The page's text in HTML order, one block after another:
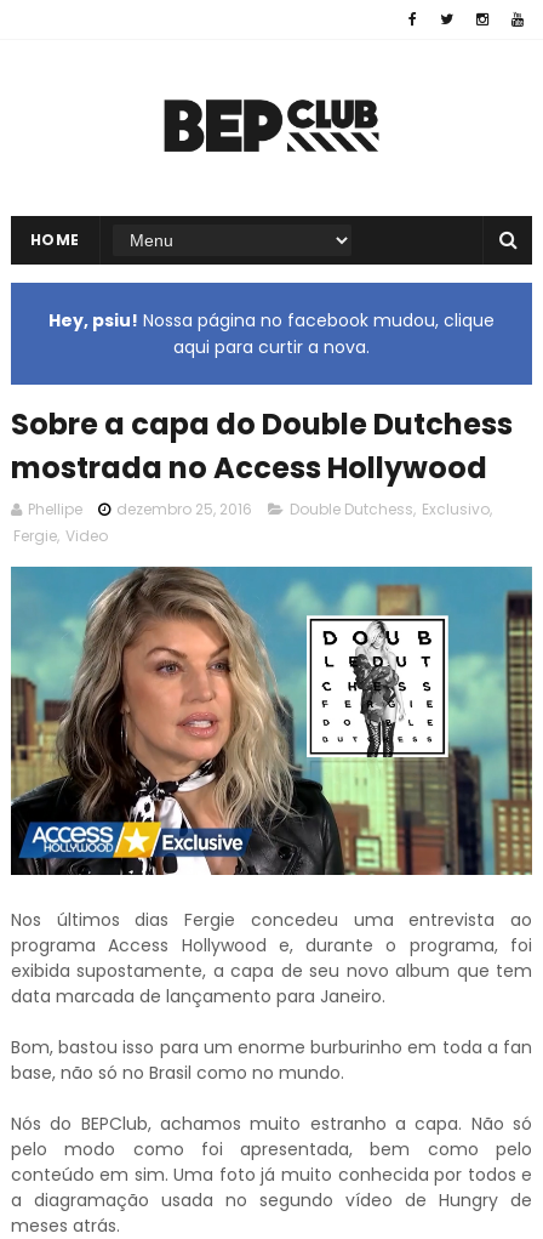
HOME
Hey, psiu! Nossa página no facebook mudou, clique
aqui para curtir a nova.
Sobre a capa do Double Dutchess
mostrada no Access Hollywood
Phellipe dezembro 25, 2016 Double Dutchess, Exclusivo,
Fergie, Video
Nos últimos dias Fergie concedeu uma entrevista ao
programa Access Hollywood e, durante o programa, foi
exibida supostamente, a capa de seu novo album que tem
data marcada de lançamento para Janeiro.
Bom, bastou isso para um enorme burburinho em toda a fan
base, não só no Brasil como no mundo.
Nós do BEPClub, achamos muito estranho a capa. Não só
pelo modo como foi apresentada, bem como pelo
conteúdo em sim. Uma foto já muito conhecida por todos e
a diagramação usada no segundo vídeo de Hungry de
meses atrás.